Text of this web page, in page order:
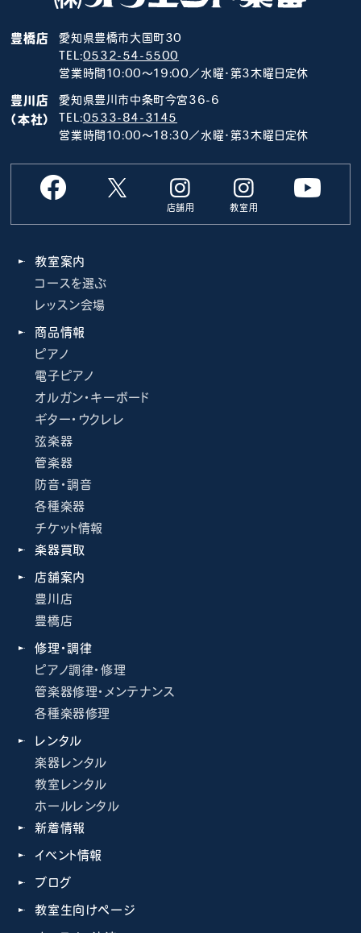
豊橋店
愛知県豊橋市大国町30
TEL:0532-54-5500
営業時間10:00～19:00／水曜･第3木曜日定休
豊川店
（本社）
愛知県豊川市中条町今宮36-6
TEL:0533-84-3145
営業時間10:00～18:30／水曜･第3木曜日定休
店舗用 教室用
教室案内
コースを選ぶ
レッスン会場
商品情報
ピアノ
電子ピアノ
オルガン・キーボード
ギター・ウクレレ
弦楽器
管楽器
防音・調音
各種楽器
チケット情報
楽器買取
店舗案内
豊川店
豊橋店
修理・調律
ピアノ調律・修理
管楽器修理・メンテナンス
各種楽器修理
レンタル
楽器レンタル
教室レンタル
ホールレンタル
新着情報
イベント情報
ブログ
教室生向けページ